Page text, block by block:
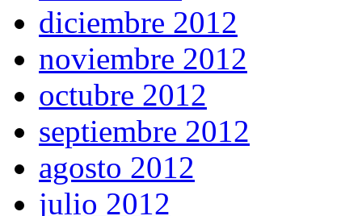
diciembre 2012
noviembre 2012
octubre 2012
septiembre 2012
agosto 2012
julio 2012